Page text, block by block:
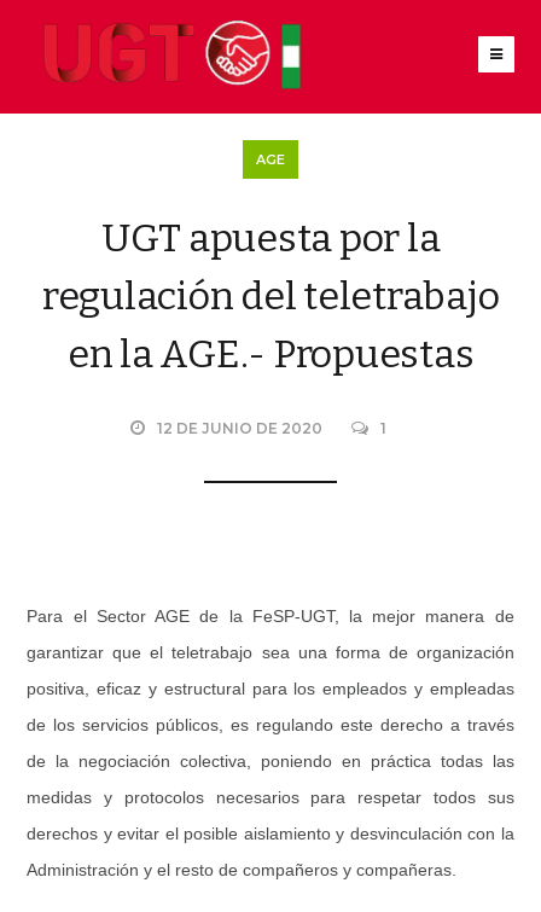
AGE
UGT apuesta por la
regulación del teletrabajo
en la AGE.- Propuestas
12 DE JUNIO DE 2020 1
Para el Sector AGE de la FeSP-UGT, la mejor manera de
garantizar que el teletrabajo sea una forma de organización
positiva, eficaz y estructural para los empleados y empleadas
de los servicios públicos, es regulando este derecho a través
de la negociación colectiva, poniendo en práctica todas las
medidas y protocolos necesarios para respetar todos sus
derechos y evitar el posible aislamiento y desvinculación con la
Administración y el resto de compañeros y compañeras.